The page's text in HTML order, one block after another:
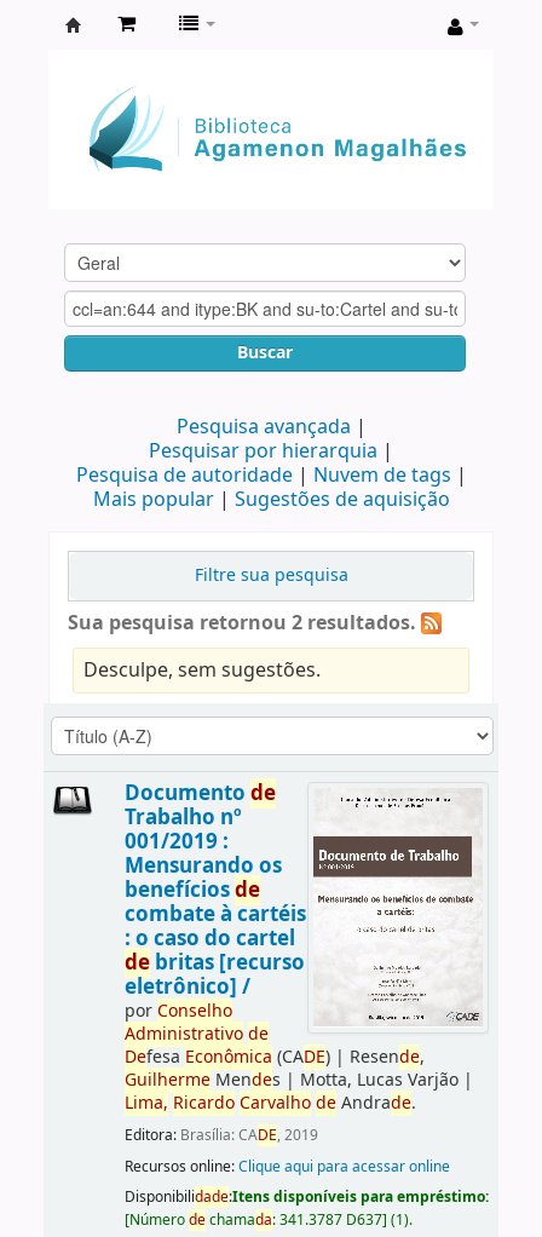
Agamenon
Magalhães
Buscar
Pesquisa avançada
Pesquisar por hierarquia
Pesquisa de autoridade
Nuvem de tags
Mais popular
Sugestões de aquisição
Filtre sua pesquisa
Sua pesquisa retornou 2 resultados.
Desculpe, sem sugestões.
Documento de
Trabalho nº
001/2019 :
Mensurando os
benefíciosde
combate à cartéis
: o caso do cartel
debritas [recurso
eletrônico] /
porConselho
Administrativo de
Defesa Econômica (CADE)| Resende,
GuilhermeMendes | Motta, Lucas Varjão|
Lima, Ricardo Carvalho deAndrade.
Editora: Brasília: CADE, 2019
Recursos online:Clique aqui para acessar online
Disponibilidade:Itens disponíveis para empréstimo:
[Númerodechamada:341.3787 D637] (1).